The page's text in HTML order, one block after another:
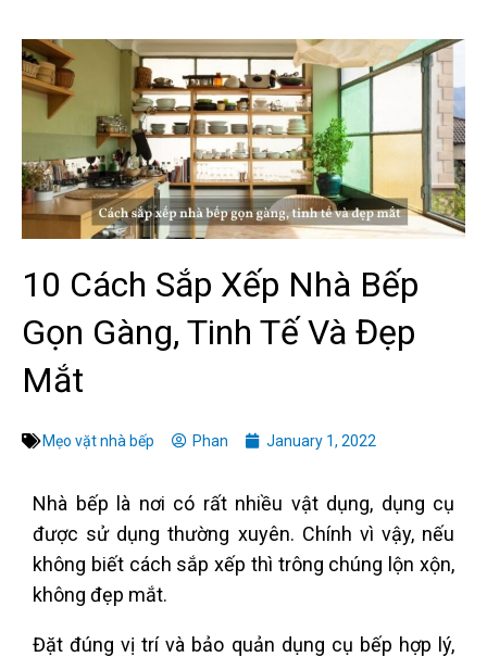
10 Cách Sắp Xếp Nhà Bếp
Gọn Gàng, Tinh Tế Và Đẹp
Mắt
Mẹo vặt nhà bếp Phan January 1, 2022
Nhà bếp là nơi có rất nhiều vật dụng, dụng cụ
được sử dụng thường xuyên. Chính vì vậy, nếu
không biết cách sắp xếp thì trông chúng lộn xộn,
không đẹp mắt.
Đặt đúng vị trí và bảo quản dụng cụ bếp hợp lý,